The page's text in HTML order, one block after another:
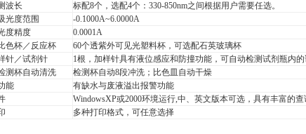
波长
标配8个，选配4个：330-850nm之间根据用户需要任选。
光度范围
-0.1000A~6.0000A
度精度
0.0001A
色杯／反应杯
60个透紫外可见光塑料杯，可选配石英玻璃杯
针／试剂针
1根，加样针具有液位感应和防撞功能，可自动检测试剂瓶内的
测杯自动清洗
检测杯自动8段冲洗；比色皿自动干燥
能
有缺水与废液溢出报警功能
WindowsXP或2000环境运行,中、英文版本可选，具有丰富的
多种打印格式，可任意选择